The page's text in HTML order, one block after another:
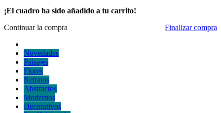
¡El cuadro ha sido añadido a tu carrito!
Continuar la compra
Finalizar compra
Novedades
Paisajes
Flores
Retratos
Abstractos
Modernos
Decorativos